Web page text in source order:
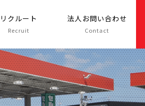
リクルート
Recruit
法人お問い合わせ
Contact